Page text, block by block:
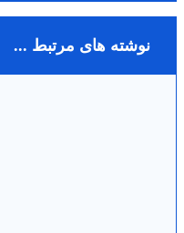
نوشته های مرتبط ...